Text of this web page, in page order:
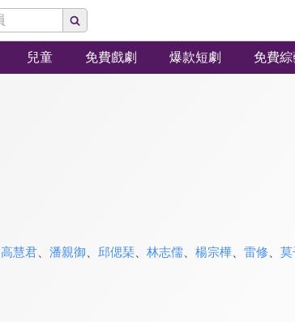
兒童 免費戲劇 爆款短劇 免費
高慧君、 潘親御 邱偲琹、 林志儒、 楊宗樺、 雷修 莫